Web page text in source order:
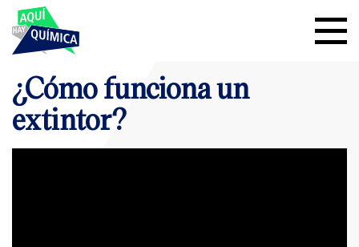
¿Cómo funciona un
extintor?